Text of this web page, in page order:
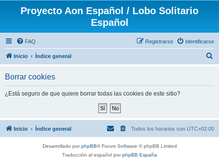
Proyecto Aon Español / Lobo Solitario
Español
FAQ Identificarse
Registrarse
Inicio Índice general
Borrar cookies
¿Está seguro de que quiere borrar todas las cookies de este sitio?
Inicio Índice general Todos los horarios son UTC+02:00
Desarrollado porphpBB® Forum Software © phpBB Limited
Traducción al español porphpBB España